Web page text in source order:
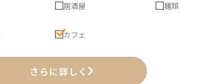
居酒屋 麺類
カフェ
さらに詳しく